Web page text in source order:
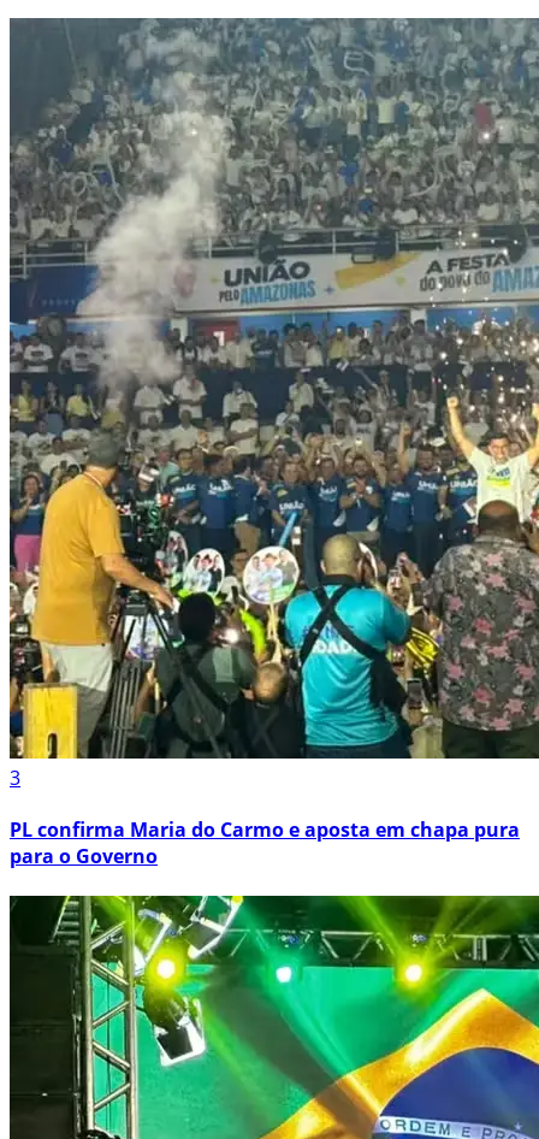
3
PL confirma Maria do Carmo e aposta em chapa pura
para o Governo